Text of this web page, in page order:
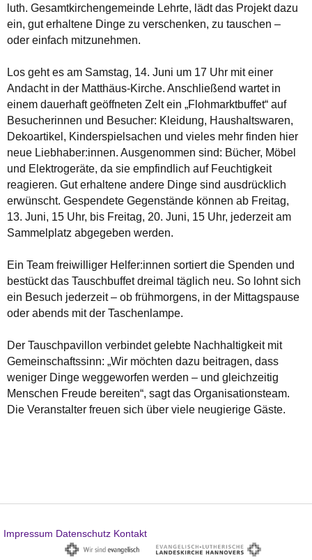
luth. Gesamtkirchengemeinde Lehrte, lädt das Projekt dazu
ein, gut erhaltene Dinge zu verschenken, zu tauschen –
oder einfach mitzunehmen.
Los geht es am Samstag, 14. Juni um 17 Uhr mit einer
Andacht in der Matthäus-Kirche. Anschließend wartet in
einem dauerhaft geöffneten Zelt ein „Flohmarktbuffet“ auf
Besucherinnen und Besucher: Kleidung, Haushaltswaren,
Dekoartikel, Kinderspielsachen und vieles mehr finden hier
neue Liebhaber:innen. Ausgenommen sind: Bücher, Möbel
und Elektrogeräte, da sie empfindlich auf Feuchtigkeit
reagieren. Gut erhaltene andere Dinge sind ausdrücklich
erwünscht. Gespendete Gegenstände können ab Freitag,
13. Juni, 15 Uhr, bis Freitag, 20. Juni, 15 Uhr, jederzeit am
Sammelplatz abgegeben werden.
Ein Team freiwilliger Helfer:innen sortiert die Spenden und
bestückt das Tauschbuffet dreimal täglich neu. So lohnt sich
ein Besuch jederzeit – ob frühmorgens, in der Mittagspause
oder abends mit der Taschenlampe.
Der Tauschpavillon verbindet gelebte Nachhaltigkeit mit
Gemeinschaftssinn: „Wir möchten dazu beitragen, dass
weniger Dinge weggeworfen werden – und gleichzeitig
Menschen Freude bereiten“, sagt das Organisationsteam.
Die Veranstalter freuen sich über viele neugierige Gäste.
Impressum Datenschutz Kontakt